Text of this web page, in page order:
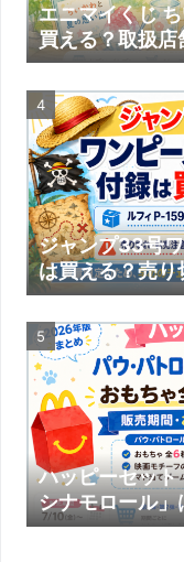
エニマイくじ
買える？取扱
スト賞まとめ
ジャンプ33号
は買える？売
の受注販売・
め
ハッピーセッ
シナモロール
種類・販売期間